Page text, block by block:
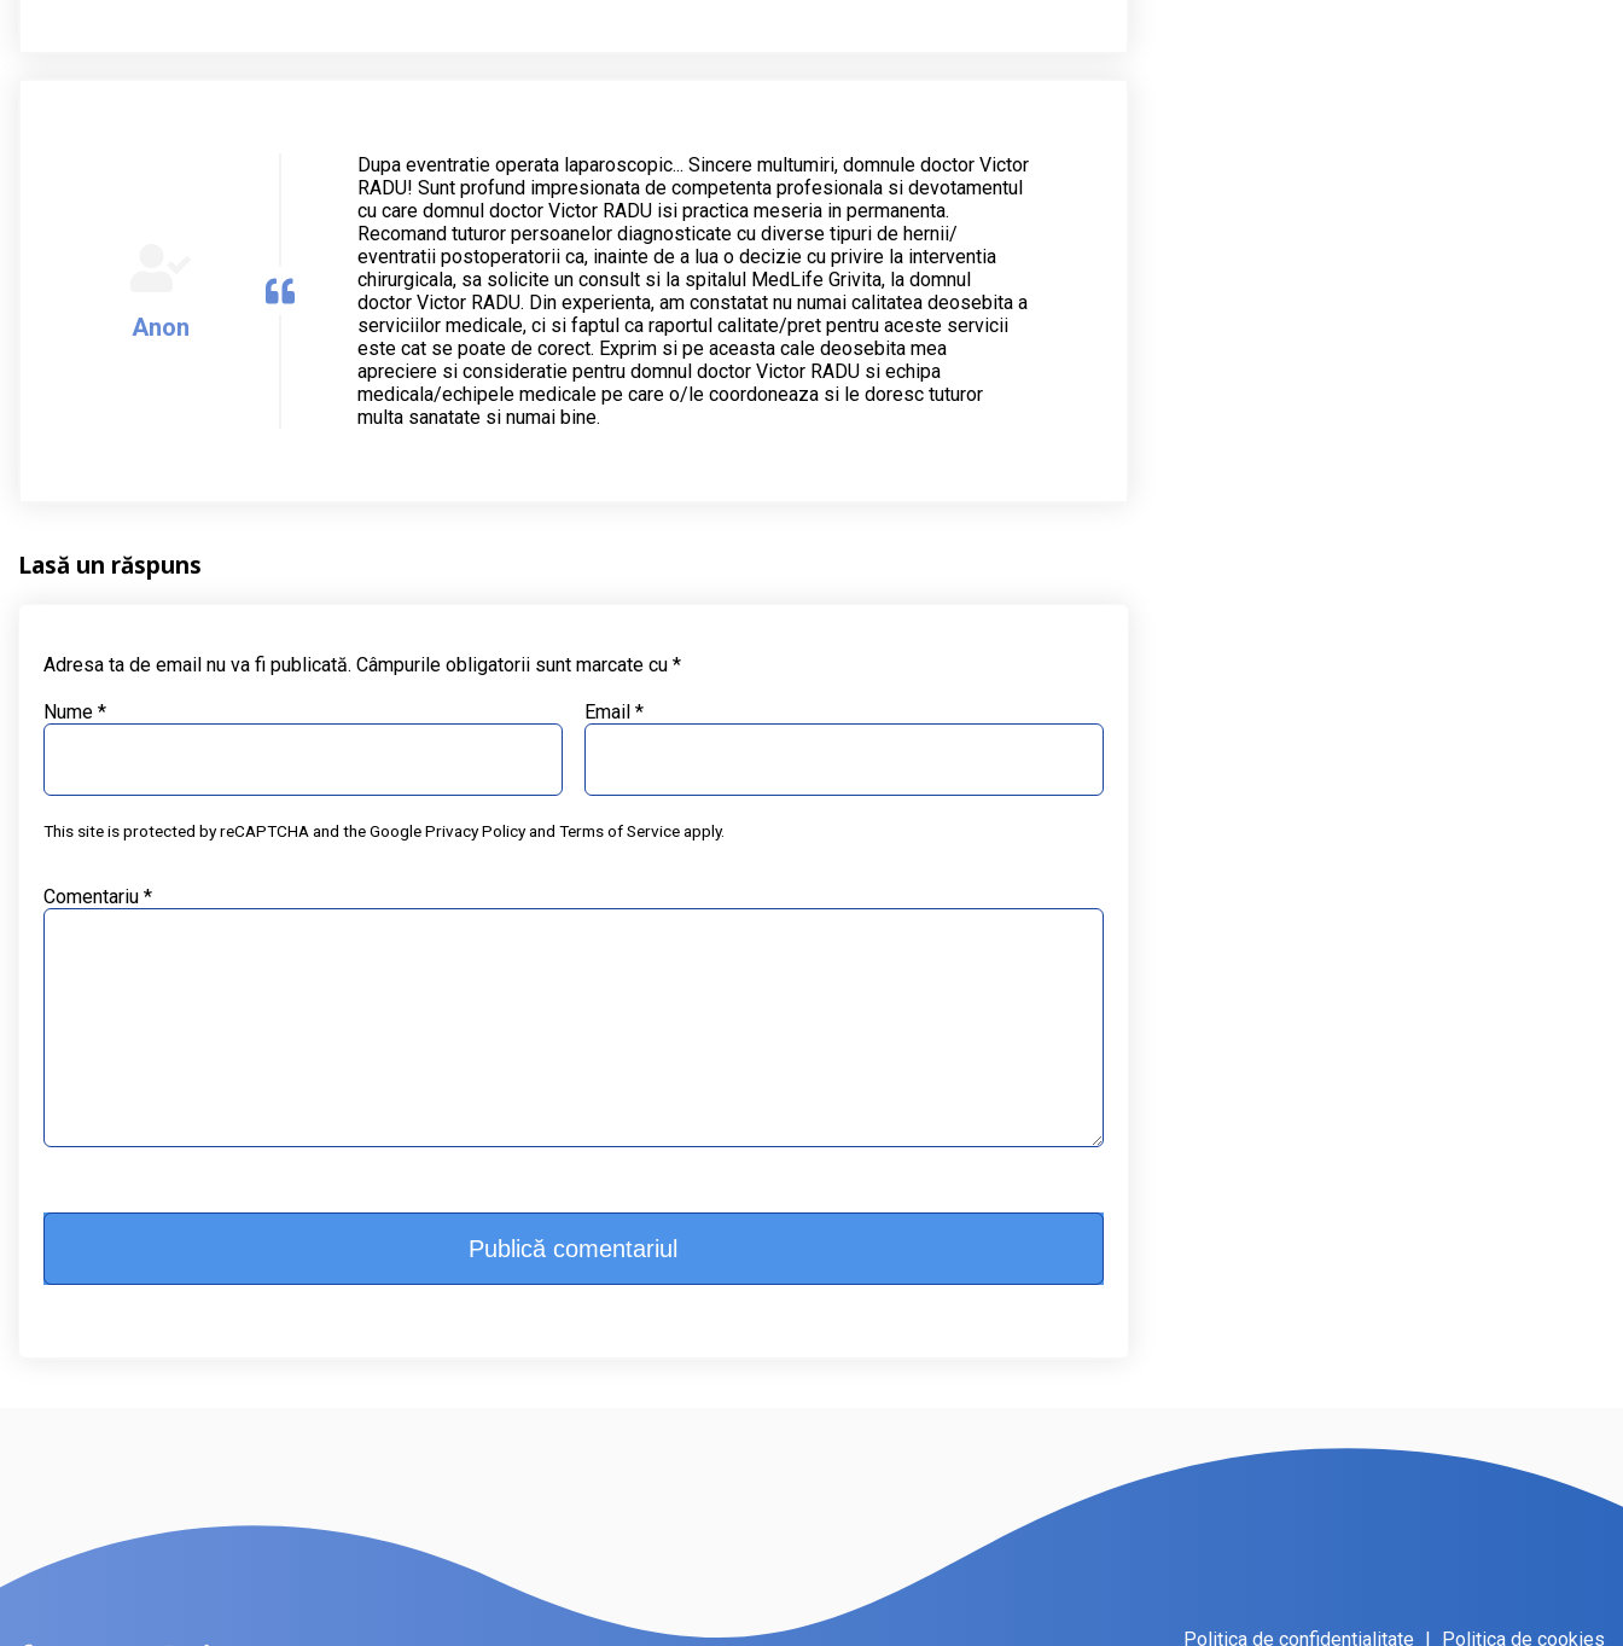
Anon
Dupa eventratie operata laparoscopic... Sincere multumiri, domnule doctor Victor
RADU! Sunt profund impresionata de competenta profesionala si devotamentul
cu care domnul doctor Victor RADU isi practica meseria in permanenta.
Recomand tuturor persoanelor diagnosticate cu diverse tipuri de hernii/
eventratii postoperatorii ca, inainte de a lua o decizie cu privire la interventia
chirurgicala, sa solicite un consult si la spitalul MedLife Grivita, la domnul
doctor Victor RADU. Din experienta, am constatat nu numai calitatea deosebita a
serviciilor medicale, ci si faptul ca raportul calitate/pret pentru aceste servicii
este cat se poate de corect. Exprim si pe aceasta cale deosebita mea
apreciere si consideratie pentru domnul doctor Victor RADU si echipa
medicala/echipele medicale pe care o/le coordoneaza si le doresc tuturor
multa sanatate si numai bine.
Lasă un răspuns
Adresa ta de email nu va fi publicată. Câmpurile obligatorii sunt marcate cu *
Comentariu *
Nume * Email *
This site is protected by reCAPTCHA and the GooglePrivacy Policyand Terms of Serviceapply.
Politica de confidentialitate | Politica de cookies